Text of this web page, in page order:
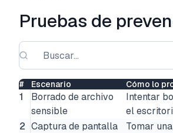
Pruebas de
# Escenario Cómo lo
1
Borrado de archivo
sensible
Intentar
el
2 Captura de pantalla
Tomar